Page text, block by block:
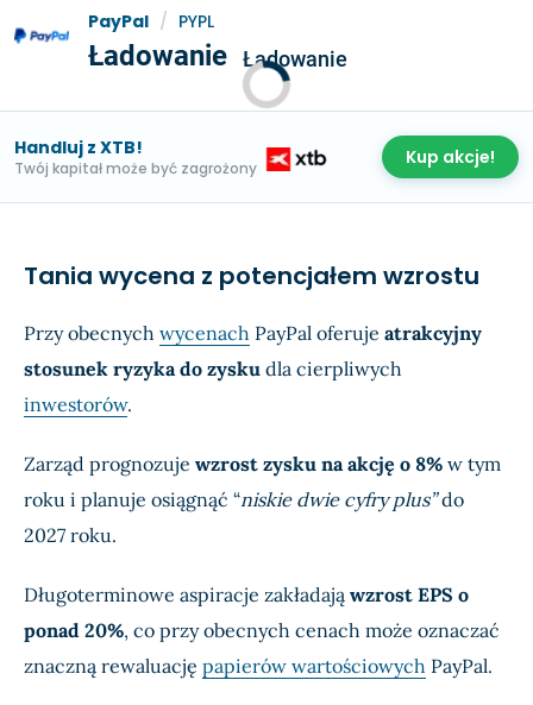
PayPal / PYPL
Ładowanie Ładowanie
Handluj z XTB!
Twój kapitał może być zagrożony Kup akcje!
Tania wycena z potencjałem wzrostu
Przy obecnych wycenach PayPal oferuje atrakcyjny
stosunek ryzyka do zysku dla cierpliwych
inwestorów.
Zarząd prognozuje wzrost zysku na akcję o 8% w tym
roku i planuje osiągnąć “niskie dwie cyfry plus”do
2027 roku.
Długoterminowe aspiracje zakładają wzrost EPS o
ponad 20%, co przy obecnych cenach może oznaczać
znaczną rewaluację papierów wartościowych PayPal.